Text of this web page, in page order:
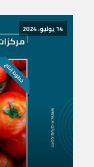
14 يوليو، 2024